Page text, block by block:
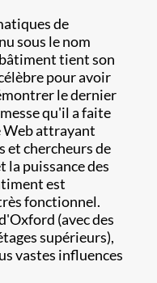
de
sous le nom
tient son
pour avoir
le dernier
qu'il a faite
Web attrayant
et chercheurs de
la puissance des
est
fonctionnel.
(avec des
supérieurs),
vastes influences